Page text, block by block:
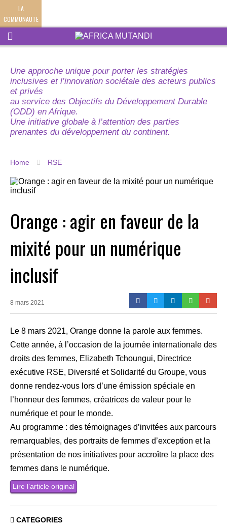
LA
COMMUNAUTE
Une approche unique pour porter les stratégies
inclusives et l’innovation sociétale des acteurs publics
et privés
au service des Objectifs du Développement Durable
(ODD) en Afrique.
Une initiative globale à l’attention des parties
prenantes du développement du continent.
Home RSE
Orange : agir en faveur de la
mixité pour un numérique
inclusif
8 mars 2021
Le 8 mars 2021, Orange donne la parole aux femmes.
Cette année, à l’occasion de la journée internationale des
droits des femmes, Elizabeth Tchoungui, Directrice
exécutive RSE, Diversité et Solidarité du Groupe, vous
donne rendez-vous lors d’une émission spéciale en
l’honneur des femmes, créatrices de valeur pour le
numérique et pour le monde.
Au programme : des témoignages d’invitées aux parcours
remarquables, des portraits de femmes d’exception et la
présentation de nos initiatives pour accroître la place des
femmes dans le numérique.
Lire l’article original
CATEGORIES